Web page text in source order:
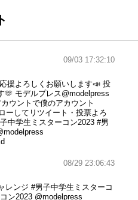
09/03 17:32:10
援よろしくお願いします📣 投
🫶 モデルプレス@modelpress
ウントで僕のアカウント
ーしてリツイート・投票よろ
中学生ミスターコン2023 #男
08/29 23:06:43
レンジ #男子中学生ミスターコ
ン2023 @modelpress